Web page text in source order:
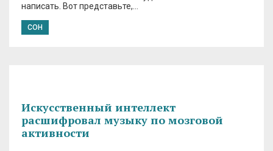
написать. Вот представьте,…
СОН
Искусственный интеллект
расшифровал музыку по мозговой
активности